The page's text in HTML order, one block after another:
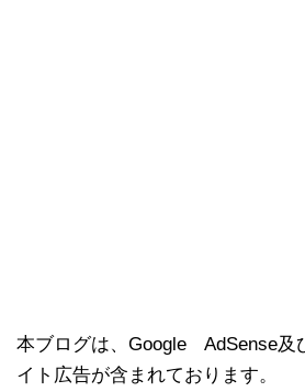
本ブログは、Google AdSense及
イト広告が含まれております。